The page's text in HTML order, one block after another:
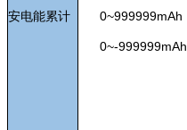
安电能累计 0~999999mAh
0~-999999mAh